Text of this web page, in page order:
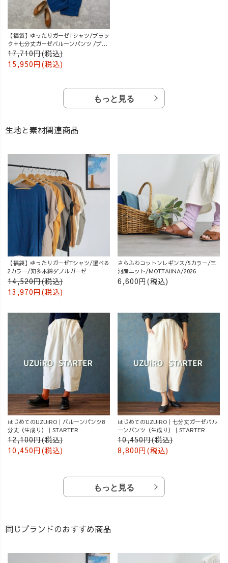
【福袋】ゆったりガーゼTシャツ/ブラッ
ク＋七分丈ガーゼバルーンパンツ /ブル
ー
17,710円(税込)
15,950円(税込)
もっと見る
生地と素材関連商品
【福袋】ゆったりガーゼTシャツ/選べる
2カラー/知多木綿ダブルガーゼ
14,520円(税込)
13,970円(税込)
さらふわコットンレギンス/5カラー/三
河産ニット/MOTTAiiNA/2026
6,600円(税込)
はじめてのUZUiRO｜バルーンパンツ8
分丈（生成り）｜STARTER
12,100円(税込)
10,450円(税込)
はじめてのUZUiRO｜七分丈ガーゼバル
ーンパンツ（生成り）｜STARTER
10,450円(税込)
8,800円(税込)
もっと見る
同じブランドのおすすめ商品